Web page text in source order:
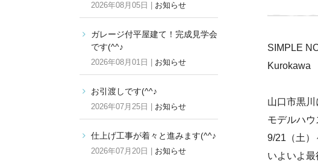
SIMPLE
Kurokawa
山口市黒川
モデルハ
9/21（土）
いよいよ最
2026年08月05日 | お知らせ
ガレージ付平屋建て！完成見学会
です(^^♪
2026年08月01日 | お知らせ
お引渡しです(^^♪
2026年07月25日 | お知らせ
仕上げ工事が着々と進みます(^^♪
2026年07月20日 | お知らせ